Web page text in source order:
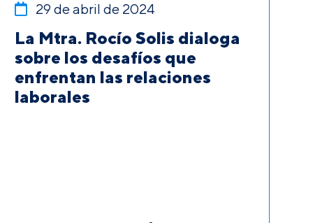
29 de abril de 2024
La Mtra. Rocío Solis dialoga
sobre los desafíos que
enfrentan las relaciones
laborales